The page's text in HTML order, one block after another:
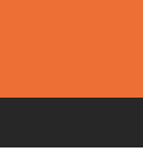
Mobil